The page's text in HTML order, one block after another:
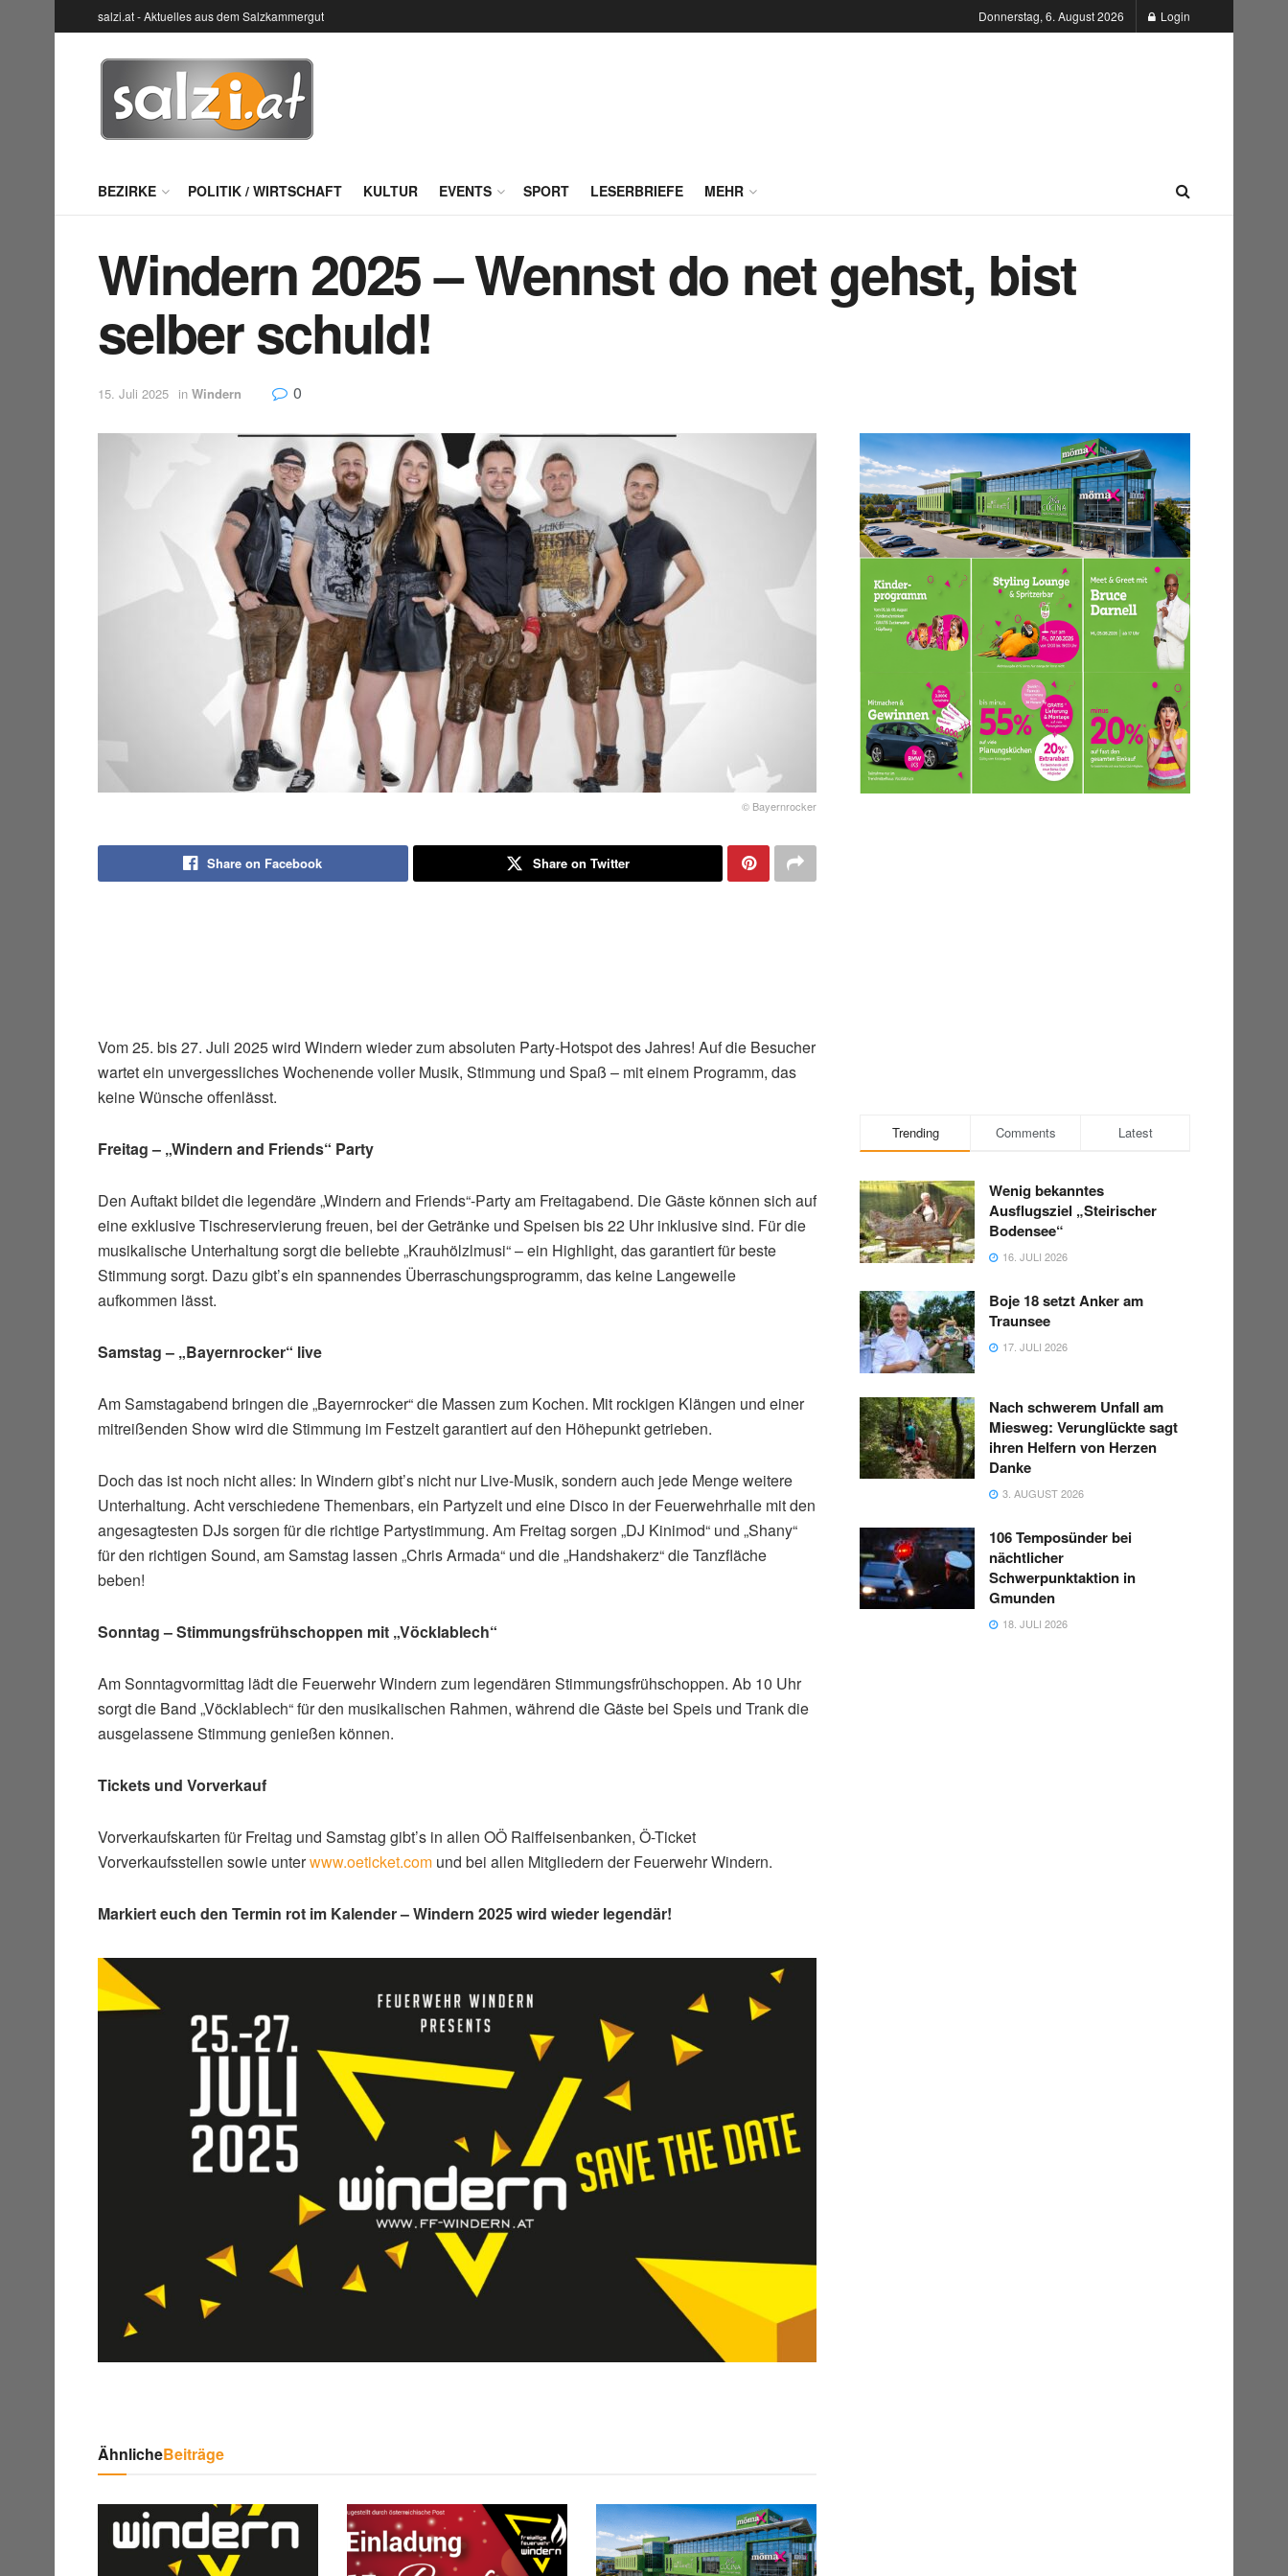
salzi.at - Aktuelles aus dem Salzkammergut Donnerstag, 6. August 2026 Login
BEZIRKE POLITIK / WIRTSCHAFT KULTUR EVENTS SPORT LESERBRIEFE MEHR
Windern 2025 – Wennst do net gehst, bist
selber schuld!
15. Juli 2025 in Windern 0
© Bayernrocker
Share on Facebook Share on Twitter
Vom 25. bis 27. Juli 2025 wird Windern wieder zum absoluten Party-Hotspot des Jahres! Auf die Besucher
wartet ein unvergessliches Wochenende voller Musik, Stimmung und Spaß – mit einem Programm, das
keine Wünsche offenlässt.
Freitag – „Windern and Friends“ Party
Den Auftakt bildet die legendäre „Windern and Friends“-Party am Freitagabend. Die Gäste können sich auf
eine exklusive Tischreservierung freuen, bei der Getränke und Speisen bis 22 Uhr inklusive sind. Für die
musikalische Unterhaltung sorgt die beliebte „Krauhölzlmusi“ – ein Highlight, das garantiert für beste
Stimmung sorgt. Dazu gibt’s ein spannendes Überraschungsprogramm, das keine Langeweile
aufkommen lässt.
Samstag – „Bayernrocker“ live
Am Samstagabend bringen die „Bayernrocker“ die Massen zum Kochen. Mit rockigen Klängen und einer
mitreißenden Show wird die Stimmung im Festzelt garantiert auf den Höhepunkt getrieben.
Doch das ist noch nicht alles: In Windern gibt’s nicht nur Live-Musik, sondern auch jede Menge weitere
Unterhaltung. Acht verschiedene Themenbars, ein Partyzelt und eine Disco in der Feuerwehrhalle mit den
angesagtesten DJs sorgen für die richtige Partystimmung. Am Freitag sorgen „DJ Kinimod“ und „Shany“
für den richtigen Sound, am Samstag lassen „Chris Armada“ und die „Handshakerz“ die Tanzfläche
beben!
Sonntag – Stimmungsfrühschoppen mit „Vöcklablech“
Am Sonntagvormittag lädt die Feuerwehr Windern zum legendären Stimmungsfrühschoppen. Ab 10 Uhr
sorgt die Band „Vöcklablech“ für den musikalischen Rahmen, während die Gäste bei Speis und Trank die
ausgelassene Stimmung genießen können.
Tickets und Vorverkauf
Vorverkaufskarten für Freitag und Samstag gibt’s in allen OÖ Raiffeisenbanken, Ö-Ticket
Vorverkaufsstellen sowie unterwww.oeticket.com und bei allen Mitgliedern der Feuerwehr Windern.
Markiert euch den Termin rot im Kalender – Windern 2025 wird wieder legendär!
ÄhnlicheBeiträge
Trending Comments Latest
Wenig bekanntes
Ausflugsziel „Steirischer
Bodensee“
16. JULI 2026
Boje 18 setzt Anker am
Traunsee
17. JULI 2026
Nach schwerem Unfall am
Miesweg: Verunglückte sagt
ihren Helfern von Herzen
Danke
3. AUGUST 2026
106 Temposünder bei
nächtlicher
Schwerpunktaktion in
Gmunden
18. JULI 2026